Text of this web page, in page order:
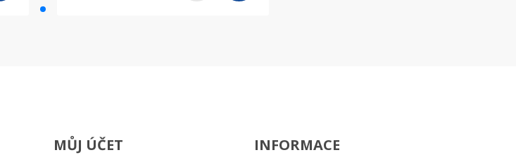
MŮJ ÚČET INFORMACE